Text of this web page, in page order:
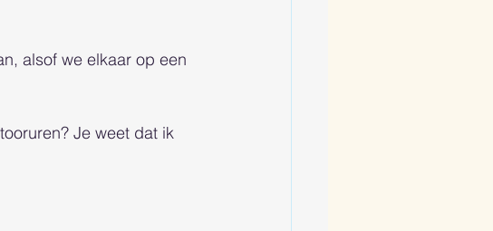
alsof we elkaar op een
Je weet dat ik